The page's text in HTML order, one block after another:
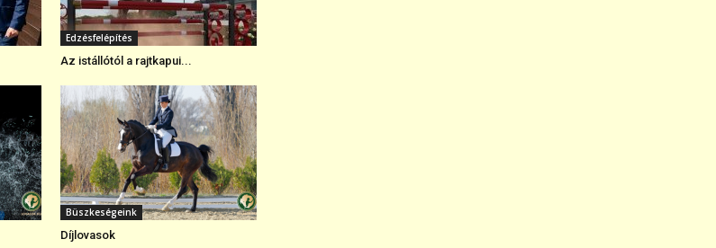
Edzésfelépítés
Az istállótól a rajtkapui...
Büszkeségeink
Díjlovasok